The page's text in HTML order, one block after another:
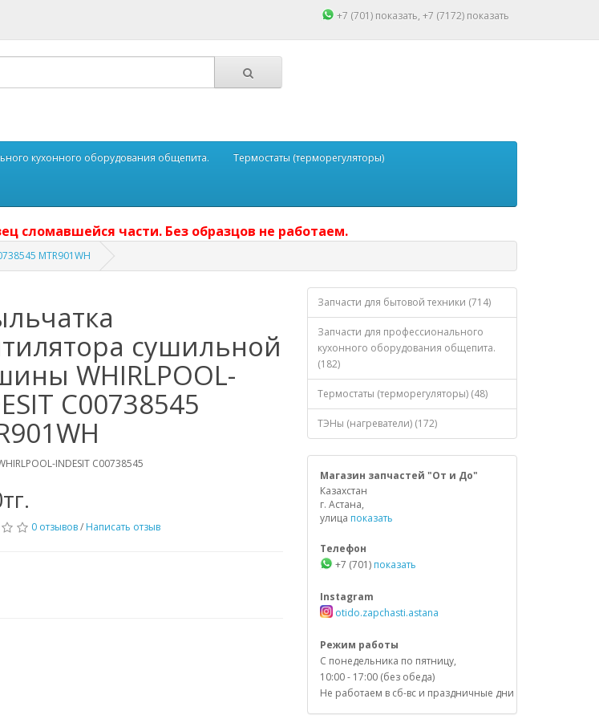
+7 (701) показать, +7 (7172) показать
кухонного оборудования общепита. Термостаты (терморегуляторы)
сломавшейся части. Без образцов не работаем.
MTR901WH
сушильной
WHIRLPOOL-
C00738545
INDESIT C00738545
0 отзывов/ Написать отзыв
Запчасти для бытовой техники (714)
Запчасти для профессионального
кухонного оборудования общепита.
(182)
Термостаты (терморегуляторы) (48)
ТЭНы (нагреватели) (172)
Магазин запчастей "От и До"
Казахстан
г. Астана,
улица показать
Телефон
+7 (701) показать
Instagram
otido.zapchasti.astana
Режим работы
С понедельника по пятницу,
10:00 - 17:00 (без обеда)
Не работаем в сб-вс и праздничные дни